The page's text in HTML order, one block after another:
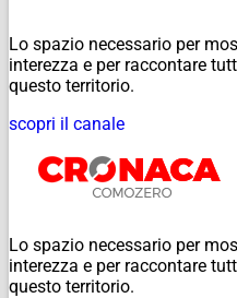
Lo spazio necessario per
interezza e per raccontare
questo territorio.
scopri il canale
Lo spazio necessario per
interezza e per raccontare
questo territorio.